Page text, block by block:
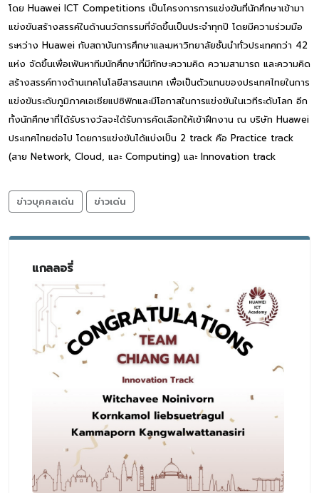
โดย Huawei ICT Competitions เป็นโครงการการแข่งขันที่นักศึกษาเข้ามา
แข่งขันสร้างสรรค์ในด้านนวัตกรรมที่จัดขึ้นเป็นประจำทุกปี โดยมีความร่วมมือ
ระหว่าง Huawei กับสถาบันการศึกษาและมหาวิทยาลัยชั้นนำทั่วประเทศกว่า 42
แห่ง จัดขึ้นเพื่อเฟ้นหาทีมนักศึกษาที่มีทักษะความคิด ความสามารถ และความคิด
สร้างสรรค์ทางด้านเทคโนโลยีสารสนเทศ เพื่อเป็นตัวแทนของประเทศไทยในการ
แข่งขันระดับภูมิภาคเอเชียแปซิฟิกและมีโอกาสในการแข่งขันในเวทีระดับโลก อีก
ทั้งนักศึกษาที่ได้รับรางวัลจะได้รับการคัดเลือกให้เข้าฝึกงาน ณ บริษัท Huawei
ประเทศไทยต่อไป โดยการแข่งขันได้แบ่งเป็น 2 track คือ Practice track
(สาย Network, Cloud, และ Computing) และ Innovation track
ข่าวบุคคลเด่น ข่าวเด่น
แกลลอรี่